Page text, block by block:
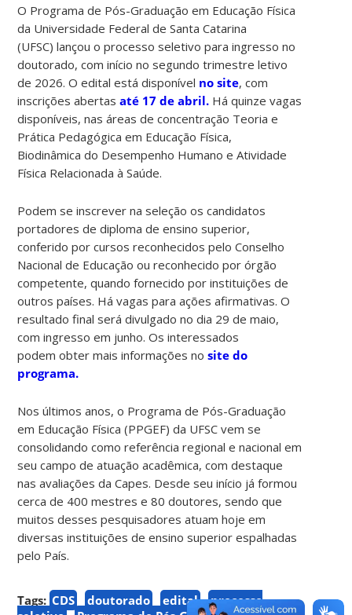
O Programa de Pós-Graduação em Educação Física
da Universidade Federal de Santa Catarina
(UFSC) lançou o processo seletivo para ingresso no
doutorado, com início no segundo trimestre letivo
de 2026. O edital está disponível no site, com
inscrições abertas até 17 de abril. Há quinze vagas
disponíveis, nas áreas de concentração Teoria e
Prática Pedagógica em Educação Física,
Biodinâmica do Desempenho Humano e Atividade
Física Relacionada à Saúde.
Podem se inscrever na seleção os candidatos
portadores de diploma de ensino superior,
conferido por cursos reconhecidos pelo Conselho
Nacional de Educação ou reconhecido por órgão
competente, quando fornecido por instituições de
outros países. Há vagas para ações afirmativas. O
resultado final será divulgado no dia 29 de maio,
com ingresso em junho. Os interessados
podem obter mais informações no site do
programa.
Nos últimos anos, o Programa de Pós-Graduação
em Educação Física (PPGEF) da UFSC vem se
consolidando como referência regional e nacional em
seu campo de atuação acadêmica, com destaque
nas avaliações da Capes. Desde seu início já formou
cerca de 400 mestres e 80 doutores, sendo que
muitos desses pesquisadores atuam hoje em
diversas instituições de ensino superior espalhadas
pelo País.
Tags: CDS doutorado edital
processo